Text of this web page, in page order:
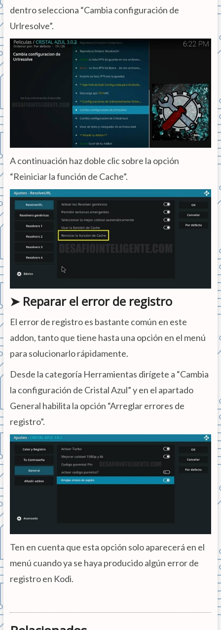
dentro selecciona “Cambia configuración de
Urlresolve”.
A continuación haz doble clic sobre la opción
“Reiniciar la función de Cache”.
➤ Reparar el error de registro
El error de registro es bastante común en este
addon, tanto que tiene hasta una opción en el menú
para solucionarlo rápidamente.
Desde la categoría Herramientas dirígete a “Cambia
la configuración de Cristal Azul” y en el apartado
General habilita la opción “Arreglar errores de
registro”.
Ten en cuenta que esta opción solo aparecerá en el
menú cuando ya se haya producido algún error de
registro en Kodi.